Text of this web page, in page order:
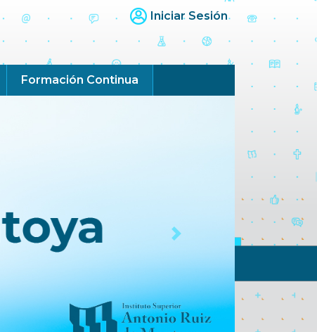
Iniciar Sesión
Formación Continua
Next